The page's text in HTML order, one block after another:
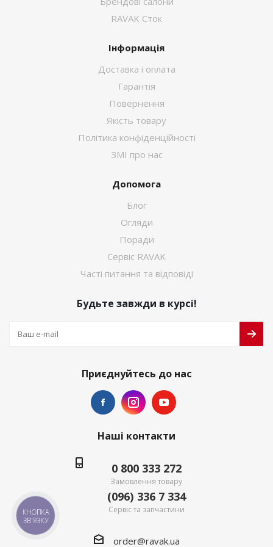
RAVAK Сток
Інформація
Доставка і оплата
Гарантія
Повернення
Якість товару
Політика конфіденційності
ЗМІ про нас
Допомога
Блог
Огляди
Поради
Сервіс RAVAK
Часті питання та відповіді
Будьте завжди в курсі!
Приєднуйтесь до нас
Наші контакти
0 800 333 272
Замовлення товару
(096) 336 7 334
Сервіс та запчастини
order@ravak.ua
КНОПКА
ЗВ'ЯЗКУ